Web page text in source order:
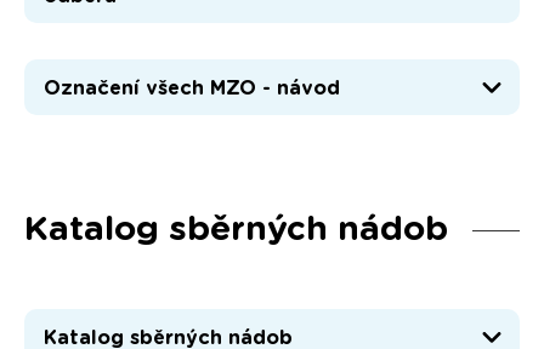
Označení všech MZO - návod
Katalog sběrných nádob
Katalog sběrných nádob